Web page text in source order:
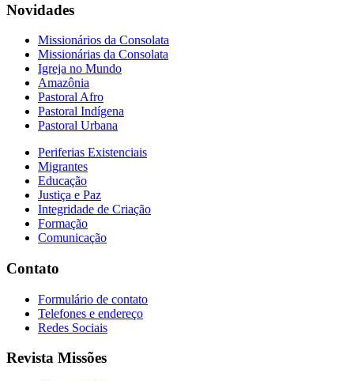
Novidades
Missionários da Consolata
Missionárias da Consolata
Igreja no Mundo
Amazônia
Pastoral Afro
Pastoral Indígena
Pastoral Urbana
Periferias Existenciais
Migrantes
Educação
Justiça e Paz
Integridade de Criação
Formação
Comunicação
Contato
Formulário de contato
Telefones e endereço
Redes Sociais
Revista Missões